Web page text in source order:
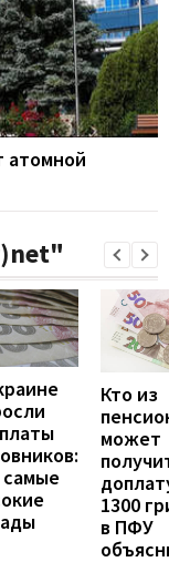
атомной
самые
Кто из
может
1300
в ПФУ